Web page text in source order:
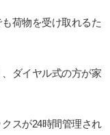
荷物を受け取れるた
ダイヤル式の方が家
スが24時間管理され